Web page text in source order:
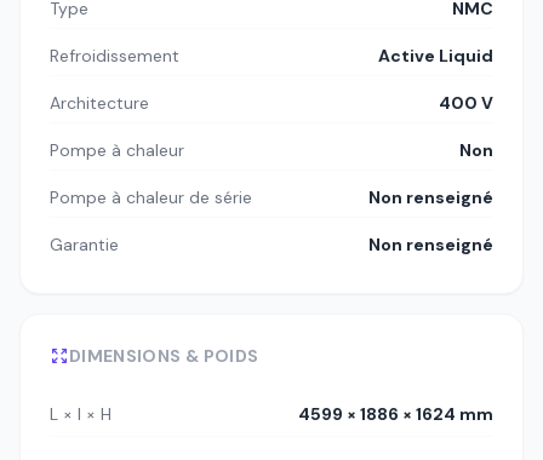
Type NMC
Refroidissement Active Liquid
Architecture 400 V
Pompe à chaleur Non
Pompe à chaleur de série Non renseigné
Garantie Non renseigné
DIMENSIONS & POIDS
L × l × H 4599 × 1886 × 1624 mm